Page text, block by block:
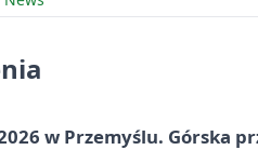
w Przemyślu. Górska